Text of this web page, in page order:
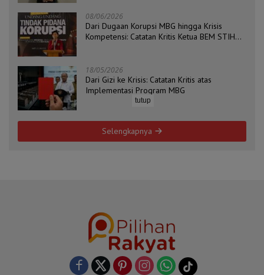
08/06/2026
Dari Dugaan Korupsi MBG hingga Krisis
Kompetensi: Catatan Kritis Ketua BEM STIH
18/05/2026
Dari Gizi ke Krisis: Catatan Kritis atas
Implementasi Program MBG
Selengkapnya
tutup